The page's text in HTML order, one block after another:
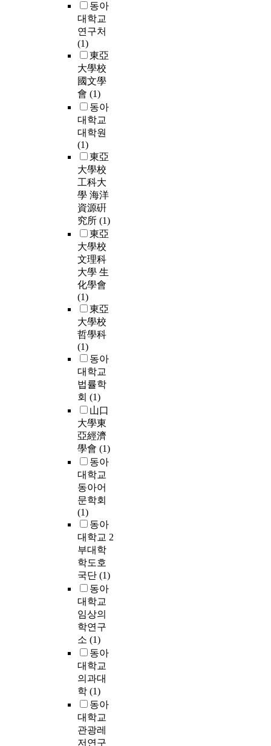
동아
대학교
연구처
(1)
東亞
大學校
國文學
會 (1)
동아
대학교
대학원
(1)
東亞
大學校
工科大
學 海洋
資源硏
究所 (1)
東亞
大學校
文理科
大學 生
化學會
(1)
東亞
大學校
哲學科
(1)
동아
대학교
법률학
회 (1)
山口
大學東
亞經濟
學會 (1)
동아
대학교
동아어
문학회
(1)
동아
대학교 2
부대학
학도호
국단 (1)
동아
대학교
임상의
학연구
소 (1)
동아
대학교
의과대
학 (1)
동아
대학교
관광레
저연구